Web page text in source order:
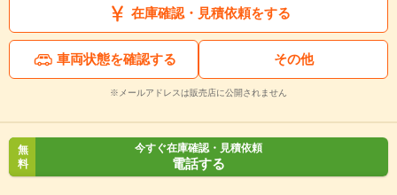
在庫確認・見積依頼をする
車両状態を確認する その他
※メールアドレスは販売店に公開されません
無
料
今すぐ在庫確認・見積依頼
電話する